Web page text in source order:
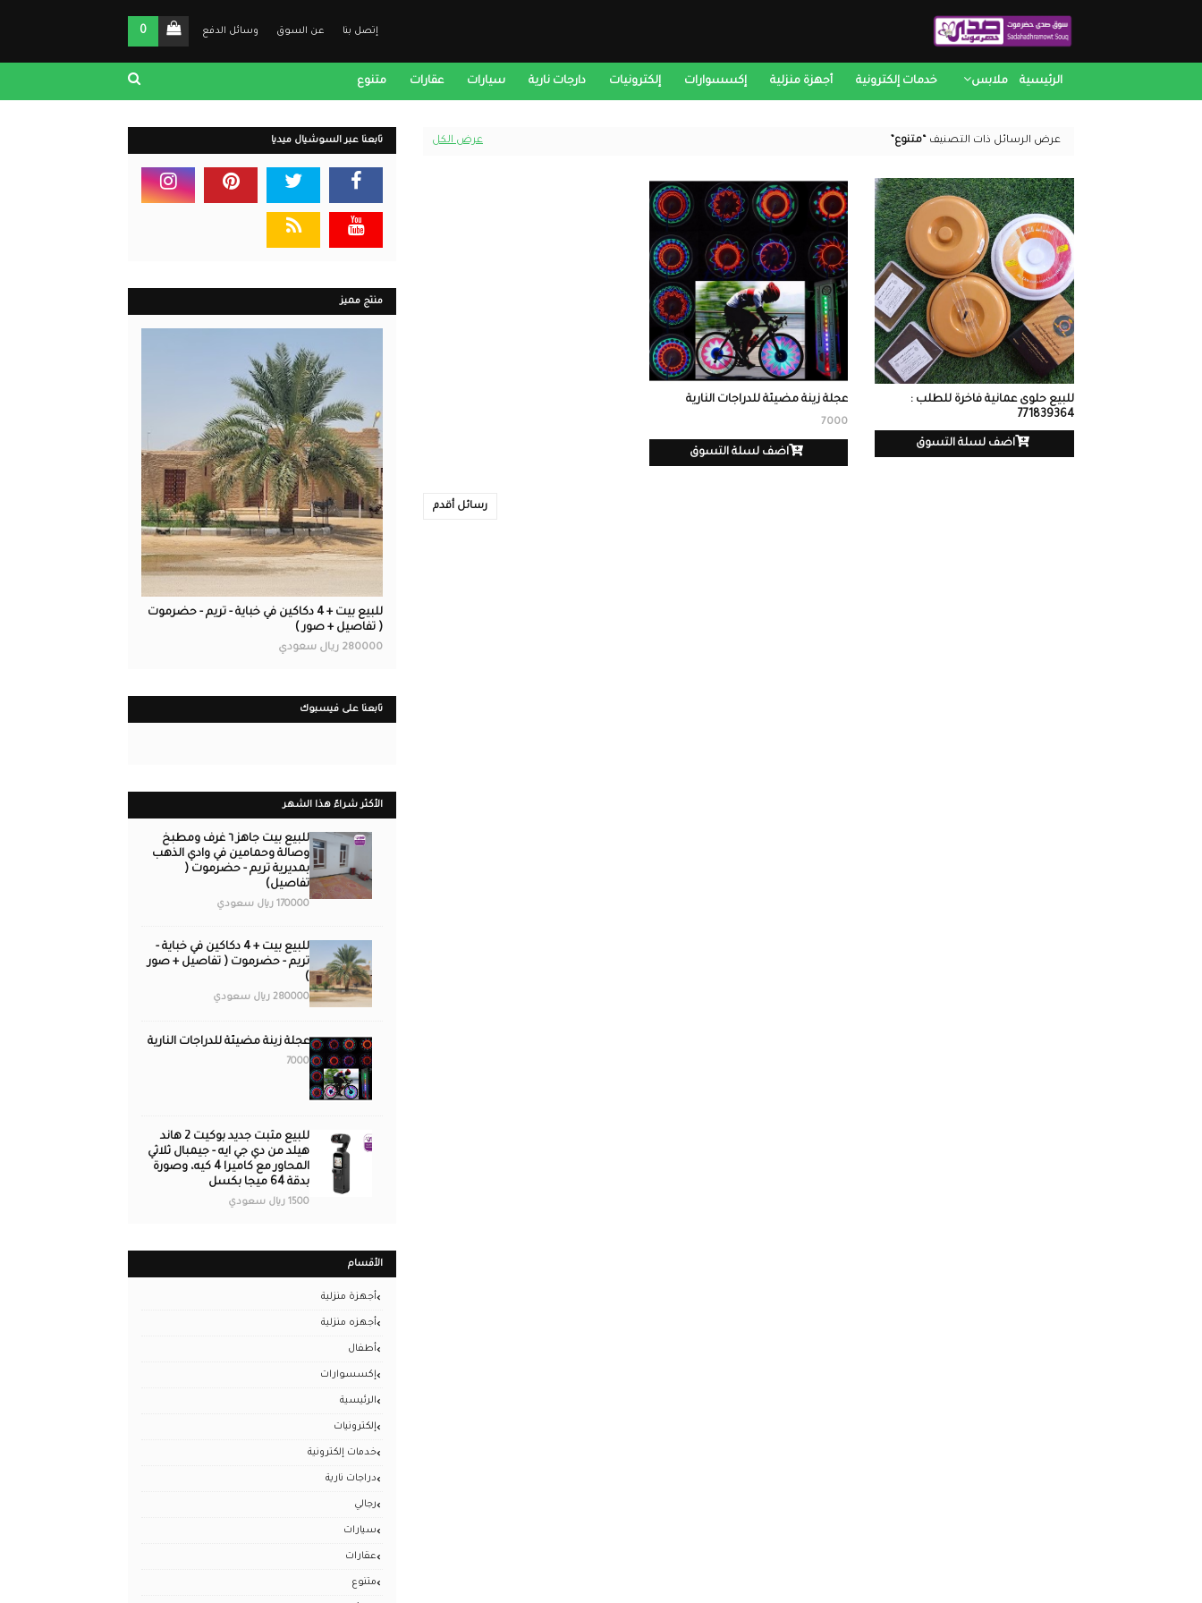
إتصل بنا عن السوق وسائل الدفع 0
الرئيسية ملابس خدمات إلكترونية أجهزة منزلية إكسسوارات إلكترونيات دارجات نارية سيارات عقارات متنوع
عرض الرسائل ذات التصنيف متنوع عرض الكل
للبيع حلوى عمانية فاخرة للطلب :
771839364
اضف لسلة التسوق
عجلة زينة مضيئة للدراجات النارية
7000
اضف لسلة التسوق
رسائل أقدم
تابعنا عبر السوشيال ميديا
منتج مميز
عقارات
للبيع بيت + 4 دكاكين في خباية - تريم - حضرموت
( تفاصيل + صور )
280000 ريال سعودي
تابعنا على فيسبوك
الأكثر شراءً هذا الشهر
للبيع بيت جاهز ٦ غرف ومطبخ
وصالة وحمامين في وادي الذهب
بمديرية تريم - حضرموت (
تفاصيل)
170000 ريال سعودي
للبيع بيت + 4 دكاكين في خباية -
تريم - حضرموت ( تفاصيل + صور
)
280000 ريال سعودي
عجلة زينة مضيئة للدراجات النارية
7000
للبيع مثبت جديد بوكيت 2 هاند
هيلد من دي جي ايه - جيمبال ثلاثي
المحاور مع كاميرا 4 كيه، وصورة
بدقة 64 ميجا بكسل
1500 ريال سعودي
الأقسام
أجهزة منزلية
أجهزه منزلية
أطفال
إكسسوارات
الرئيسية
إلكترونيات
خدمات إلكترونية
دراجات نارية
رجالي
سيارات
عقارات
متنوع